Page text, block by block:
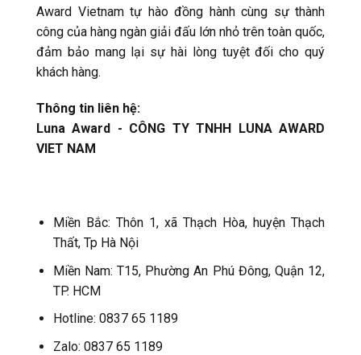
Award Vietnam tự hào đồng hành cùng sự thành
công của hàng ngàn giải đấu lớn nhỏ trên toàn quốc,
đảm bảo mang lại sự hài lòng tuyệt đối cho quý
khách hàng.
Thông tin liên hệ:
Luna Award - CÔNG TY TNHH LUNA AWARD
VIET NAM
Miền Bắc: Thôn 1, xã Thạch Hòa, huyện Thạch
Thất, Tp Hà Nội
Miền Nam: T15, Phường An Phú Đông, Quận 12,
TP. HCM
Hotline: 0837 65 1189
Zalo: 0837 65 1189